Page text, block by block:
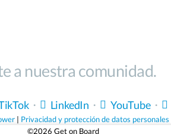
a nuestra comunidad.
・ LinkedIn ・ YouTube・
| Privacidad y protección de datos personales
©2026 Get on Board